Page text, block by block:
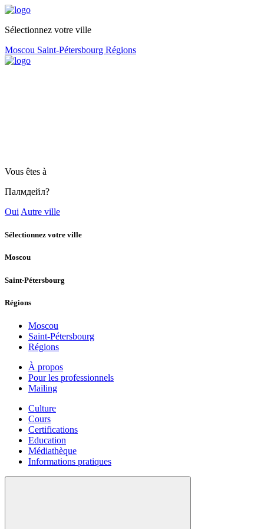
Sélectionnez votre ville
Moscou Saint-Pétersbourg Régions
Vous êtes à
Палмдейл?
Oui Autre ville
Sélectionnez votre ville
Moscou
Saint-Pétersbourg
Régions
Moscou
Saint-Pétersbourg
Régions
À propos
Pour les professionnels
Mailing
Culture
Cours
Certifications
Education
Médiathèque
Informations pratiques